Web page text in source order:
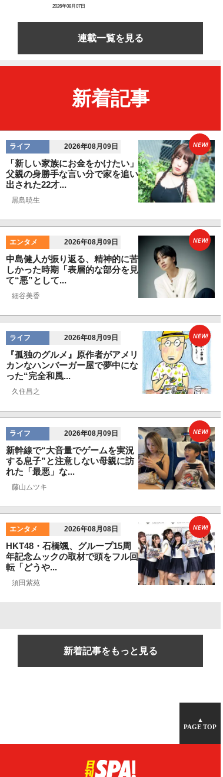
2026年08月07日
連載一覧を見る
新着記事
ライフ 2026年08月09日
「新しい家族にお金をかけたい」
父親の身勝手な言い分で家を追い
出された22才...
黒島暁生
NEW!
エンタメ 2026年08月09日
中島健人が振り返る、精神的に苦
しかった時期「表層的な部分を見
て“悪”として...
細谷美香
NEW!
ライフ 2026年08月09日
『孤独のグルメ』原作者がアメリ
カンなハンバーガー屋で夢中にな
った“完全和風...
久住昌之
NEW!
ライフ 2026年08月09日
新幹線で“大音量でゲームを実況
する息子”と注意しない母親に訪
れた「最悪」な...
藤山ムツキ
NEW!
エンタメ 2026年08月08日
HKT48・石橋颯、グループ15周
年記念ムックの取材で頭をフル回
転「どうや...
須田紫苑
NEW!
新着記事をもっと見る
▲
PAGE TOP